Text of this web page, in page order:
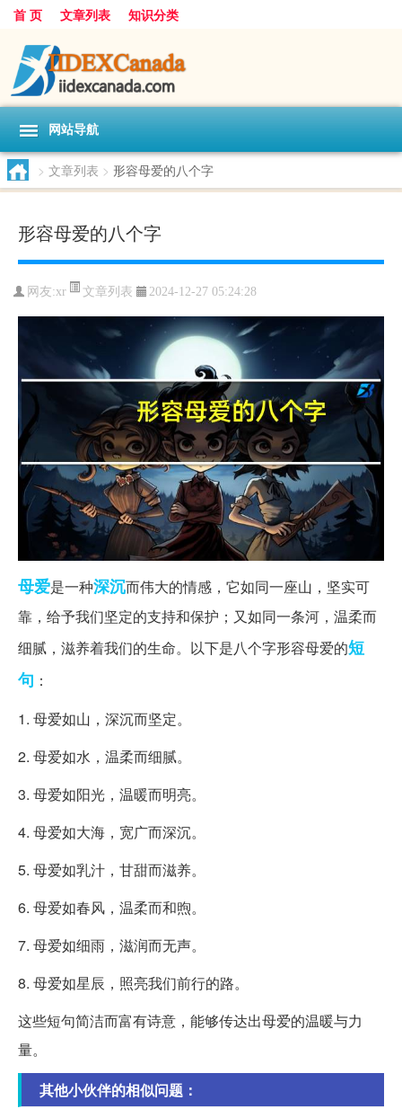
首 页 文章列表 知识分类
网站导航
> 文章列表 > 形容母爱的八个字
形容母爱的八个字
网友:xr 文章列表 2024-12-27 05:24:28
母爱是一种深沉而伟大的情感，它如同一座山，坚实可
靠，给予我们坚定的支持和保护；又如同一条河，温柔而
细腻，滋养着我们的生命。以下是八个字形容母爱的短
句 ：
1. 母爱如山，深沉而坚定。
2. 母爱如水，温柔而细腻。
3. 母爱如阳光，温暖而明亮。
4. 母爱如大海，宽广而深沉。
5. 母爱如乳汁，甘甜而滋养。
6. 母爱如春风，温柔而和煦。
7. 母爱如细雨，滋润而无声。
8. 母爱如星辰，照亮我们前行的路。
这些短句简洁而富有诗意，能够传达出母爱的温暖与力
量。
其他小伙伴的相似问题：